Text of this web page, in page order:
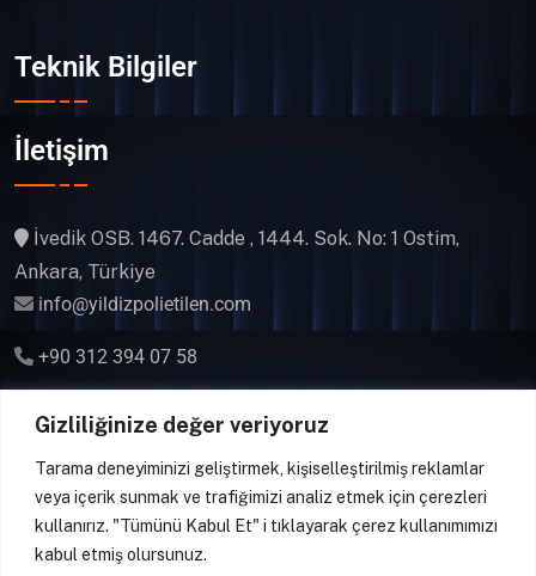
Gizliliğinize değer veriyoruz
Tarama deneyiminizi geliştirmek, kişiselleştirilmiş reklamlar
veya içerik sunmak ve trafiğimizi analiz etmek için çerezleri
kullanırız. "Tümünü Kabul Et" i tıklayarak çerez kullanımımızı
kabul etmiş olursunuz.
Teknik Bilgiler
İletişim
İvedik OSB. 1467. Cadde , 1444. Sok. No: 1 Ostim,
Ankara, Türkiye
info@yildizpolietilen.com
+90 312 394 07 58
+90 541 394 07 58